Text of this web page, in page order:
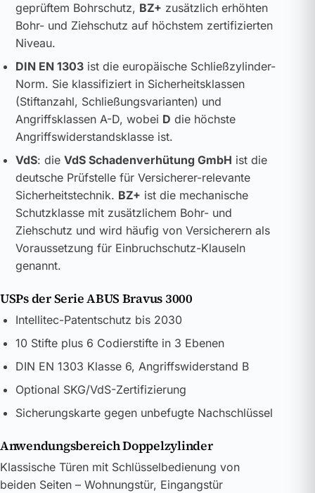
geprüftem Bohrschutz, BZ+ zusätzlich erhöhten
Bohr- und Ziehschutz auf höchstem zertifizierten
Niveau.
DIN EN 1303ist die europäische Schließzylinder-
Norm. Sie klassifiziert in Sicherheitsklassen
(Stiftanzahl, Schließungsvarianten) und
Angriffsklassen A-D, wobei D die höchste
Angriffswiderstandsklasse ist.
VdS: die VdS Schadenverhütung GmbH ist die
deutsche Prüfstelle für Versicherer-relevante
Sicherheitstechnik. BZ+ ist die mechanische
Schutzklasse mit zusätzlichem Bohr- und
Ziehschutz und wird häufig von Versicherern als
Voraussetzung für Einbruchschutz-Klauseln
genannt.
USPs der Serie ABUS Bravus 3000
Intellitec-Patentschutz bis 2030
10 Stifte plus 6 Codierstifte in 3 Ebenen
DIN EN 1303 Klasse 6, Angriffswiderstand B
Optional SKG/VdS-Zertifizierung
Sicherungskarte gegen unbefugte Nachschlüssel
Anwendungsbereich Doppelzylinder
Klassische Türen mit Schlüsselbedienung von
beiden Seiten – Wohnungstür, Eingangstür